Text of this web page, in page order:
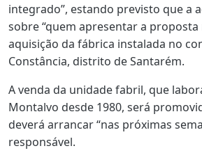
integrado”, estando previsto que a
sobre “quem apresentar a proposta
aquisição da fábrica instalada no
Constância, distrito de Santarém.
A venda da unidade fabril, que
Montalvo desde 1980, será
deverá arrancar “nas próximas
responsável.